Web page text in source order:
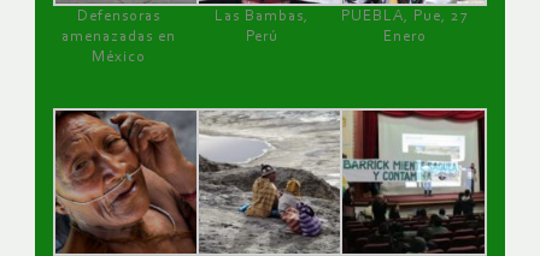
Defensoras
amenazadas en
México
Las Bambas,
Perú
PUEBLA, Pue, 27
Enero